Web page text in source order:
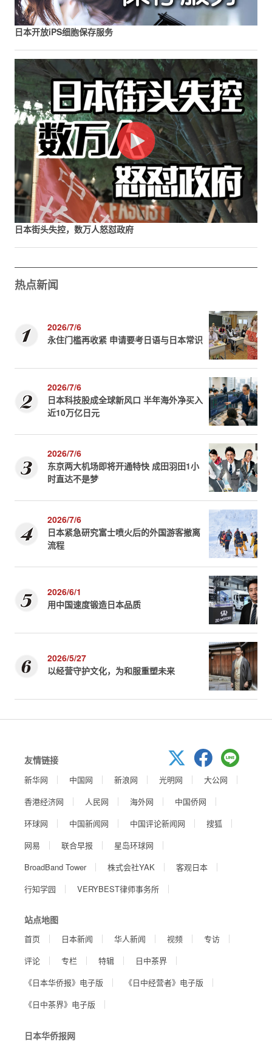
日本开放iPS细胞保存服务
日本街头失控，数万人怒怼政府
热点新闻
2026/7/6
永住门槛再收紧 申请要考日语与日本常识
2026/7/6
日本科技股成全球新风口 半年海外净买入
近10万亿日元
2026/7/6
东京两大机场即将开通特快 成田羽田1小
时直达不是梦
2026/7/6
日本紧急研究富士喷火后的外国游客撤离
流程
2026/6/1
用中国速度锻造日本品质
2026/5/27
以经营守护文化，为和服重塑未来
友情链接
新华网 中国网 新浪网 光明网
大公网
香港经济网
人民网 海外网
中国侨网
环球网
中国新闻网 中国评论新闻网
搜狐
网易
联合早报
星岛环球网
BroadBand Tower
株式会社YAK
客观日本
行知学园
VERYBEST律师事务所
站点地图
首页 日本新闻 华人新闻 视频
专访
评论
专栏 特辑
日中茶界
《日本华侨报》电子版
《日中经营者》电子版
《日中茶界》电子版
日本华侨报网